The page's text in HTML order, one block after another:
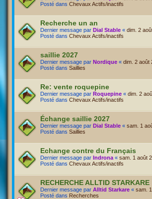
Posté dans Chevaux Actifs/inactifs
Recherche un an
Dernier message par Dial Stable « dim. 2
Posté dans Chevaux Actifs/inactifs
saillie 2027
Dernier message par Nordique « dim. 2 août
Posté dans Saillies
Re: vente roquepine
Dernier message par Roquepine « dim. 2
Posté dans Chevaux Actifs/inactifs
Échange saillie 2027
Dernier message par Dial Stable « sam. 1
Posté dans Saillies
Echange contre du Français
Dernier message par Indrona « sam. 1 août
Posté dans Chevaux Actifs/inactifs
RECHERCHE ALLTID STARKARE
Dernier message par Alltid Starkare « sam.
Posté dans Recherches